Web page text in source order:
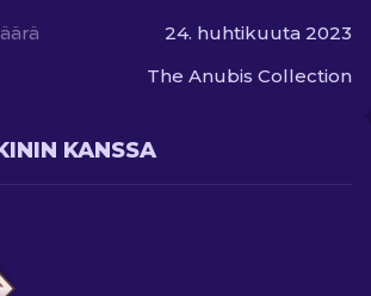
24. huhtikuuta 2023
The Anubis Collection
KANSSA